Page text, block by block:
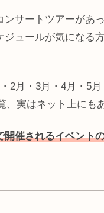
サートツアーがあ
ュールが気になる
2月・3月・4月・5
実はネット上にも
催されるイベント